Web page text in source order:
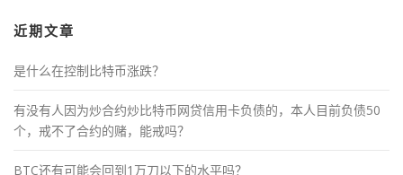
近期文章
是什么在控制比特币涨跌？
有没有人因为炒合约炒比特币网贷信用卡负债的，本人目前负债50
个，戒不了合约的赌，能戒吗？
BTC还有可能会回到1万刀以下的水平吗？